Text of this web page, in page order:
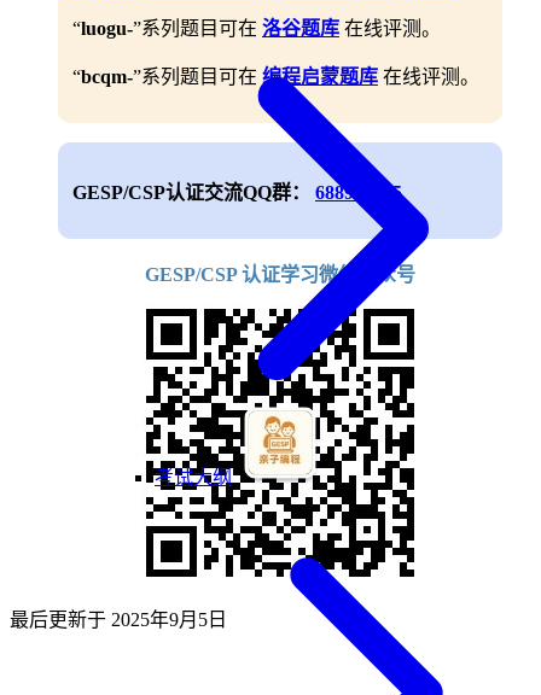
考试大纲
“luogu-”系列题目可在 洛谷题库 在线评测。
“bcqm-”系列题目可在 编程启蒙题库 在线评测。
GESP/CSP认证交流QQ群： 688906745
GESP/CSP 认证学习微信公众号
最后更新于 2025年9月5日